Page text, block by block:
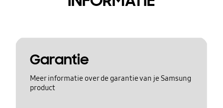
Garantie
Meer informatie over de garantie van je Samsung
product